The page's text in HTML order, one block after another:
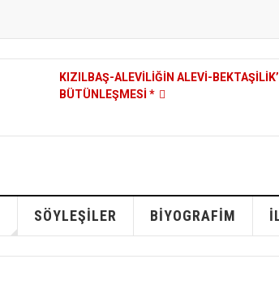
KIZILBAŞ-ALEVILIĞIN ALEVI-
BÜTÜNLEŞMESI *
SÖYLEŞILER BIYOGRAFIM